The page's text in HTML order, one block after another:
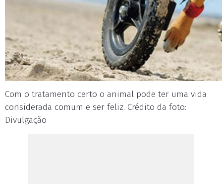
Com o tratamento certo o animal pode ter uma vida
considerada comum e ser feliz. Crédito da foto:
Divulgação